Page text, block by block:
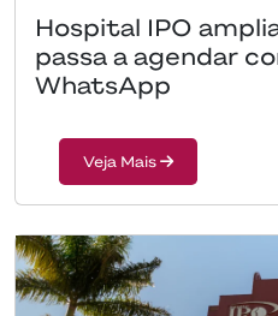
Hospital IPO
passa a agendar
WhatsApp
Veja Mais